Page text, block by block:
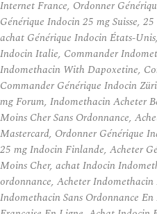
Internet France, Ordonner
Générique Indocin 25 mg Suisse,
achat Générique Indocin États-
Indocin Italie, Commander
Indomethacin With Dapoxetine,
Commander Générique Indocin
mg Forum, Indomethacin Acheter
Moins Cher Sans Ordonnance,
Mastercard, Ordonner Générique
25 mg Indocin Finlande, Acheter
Moins Cher, achat Indocin
ordonnance, Acheter
Indomethacin Sans Ordonnance